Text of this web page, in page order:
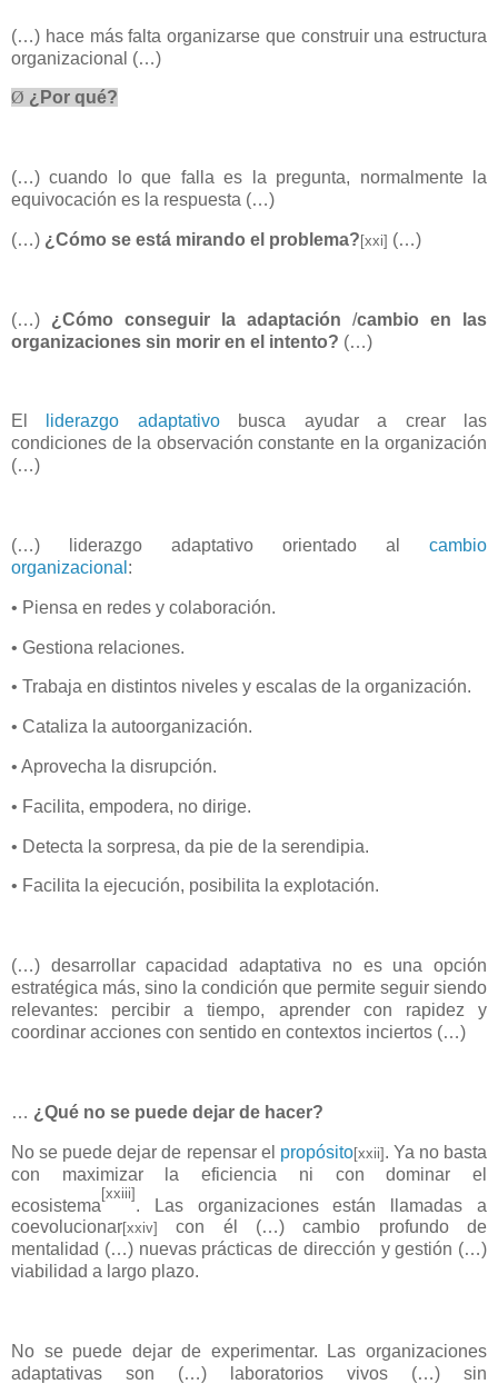
(…) hace más falta organizarse que construir una estructura
organizacional (…)
Ø ¿Por qué?
(…) cuando lo que falla es la pregunta, normalmente la
equivocación es la respuesta (…)
(…) ¿Cómo se está mirando el problema? [xxi] (…)
(…) ¿Cómo conseguir la adaptación /cambio en las
organizaciones sin morir en el intento? (…)
El liderazgo adaptativo
busca ayudar a crear las
condiciones de la observación constante en la organización
(…)
(…) liderazgo adaptativo orientado al cambio
organizacional :
• Piensa en redes y colaboración.
• Gestiona relaciones.
• Trabaja en distintos niveles y escalas de la organización.
• Cataliza la autoorganización.
• Aprovecha la disrupción.
• Facilita, empodera, no dirige.
• Detecta la sorpresa, da pie de la serendipia.
• Facilita la ejecución, posibilita la explotación.
(…) desarrollar capacidad adaptativa no es una opción
estratégica más, sino la condición que permite seguir siendo
relevantes: percibir a tiempo, aprender con rapidez y
coordinar acciones con sentido en contextos inciertos (…)
… ¿Qué no se puede dejar de hacer?
No se puede dejar de repensar el propósito[xxii]. Ya no basta
con maximizar la eficiencia ni con dominar el
ecosistema
[xxiii]
. Las organizaciones están llamadas a
coevolucionar[xxiv]
con él (…) cambio profundo de
mentalidad (…) nuevas prácticas de dirección y gestión (…)
viabilidad a largo plazo.
No se puede dejar de experimentar. Las organizaciones
adaptativas son (…) laboratorios vivos (…) sin